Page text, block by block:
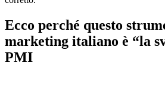
Ecco perché questo
marketing italiano è “la
PMI